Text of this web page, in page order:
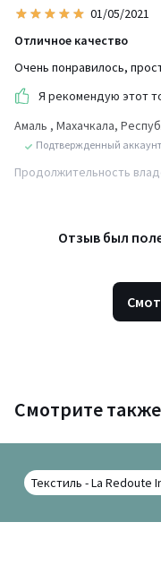
01/05/2021
Отличное качество
Очень понравилось,
Я рекомендую этот
Амаль , Махачкала,
Подтвержденный аккаунт
Продолжительность
Отзыв был
Смотрите также
Текстиль - La Redoute